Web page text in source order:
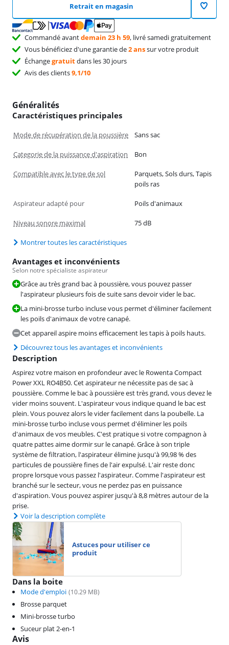
Retrait en magasin
Commandé avantdemain 23 h 59, livré samedi gratuitement
Vous bénéficiez d'une garantie de2 anssur votre produit
Échangegratuitdans les 30 jours
Avis des clients9,1/10
Généralités
Caractéristiques principales
Mode de récupération de la poussière Sans sac
Categorie de la puissance d'aspiration Bon
Compatible avec le type de sol
Parquets, Sols durs, Tapis
poils ras
Aspirateur adapté pour Poils d'animaux
Niveau sonore maximal 75 dB
Montrer toutes les caractéristiques
Avantages et inconvénients
Selon notre spécialiste aspirateur
Grâce au très grand bac à poussière, vous pouvez passer
l'aspirateur plusieurs fois de suite sans devoir vider le bac.
La mini-brosse turbo incluse vous permet d'éliminer facilement
les poils d'animaux de votre canapé.
Cet appareil aspire moins efficacement les tapis à poils hauts.
Découvrez tous les avantages et inconvénients
Description
Aspirez votre maison en profondeur avec le Rowenta Compact
Power XXL RO4B50. Cet aspirateur ne nécessite pas de sac à
poussière. Comme le bac à poussière est très grand, vous devez le
vider moins souvent. L'aspirateur vous indique quand le bac est
plein. Vous pouvez alors le vider facilement dans la poubelle. La
mini-brosse turbo incluse vous permet d'éliminer les poils
d'animaux de vos meubles. C'est pratique si votre compagnon à
quatre pattes aime dormir sur le canapé. Grâce à son triple
système de filtration, l'aspirateur élimine jusqu'à 99,98 % des
particules de poussière fines de l'air expulsé. L'air reste donc
propre lorsque vous passez l'aspirateur. Comme l'aspirateur est
branché sur le secteur, vous ne perdez pas en puissance
d'aspiration. Vous pouvez aspirer jusqu'à 8,8 mètres autour de la
prise.
Voir la description complète
Astuces pour utiliser ce
produit
Dans la boite
Mode d'emploi (10.29 MB)
Brosse parquet
Mini-brosse turbo
Suceur plat 2-en-1
Avis